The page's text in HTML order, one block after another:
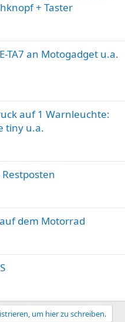
+ Taster
TA7 an Motogadget u.a.
auf 1 Warnleuchte:
tiny u.a.
Restposten
dem Motorrad
um hier zu schreiben.